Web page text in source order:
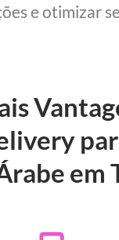
e otimizar
em